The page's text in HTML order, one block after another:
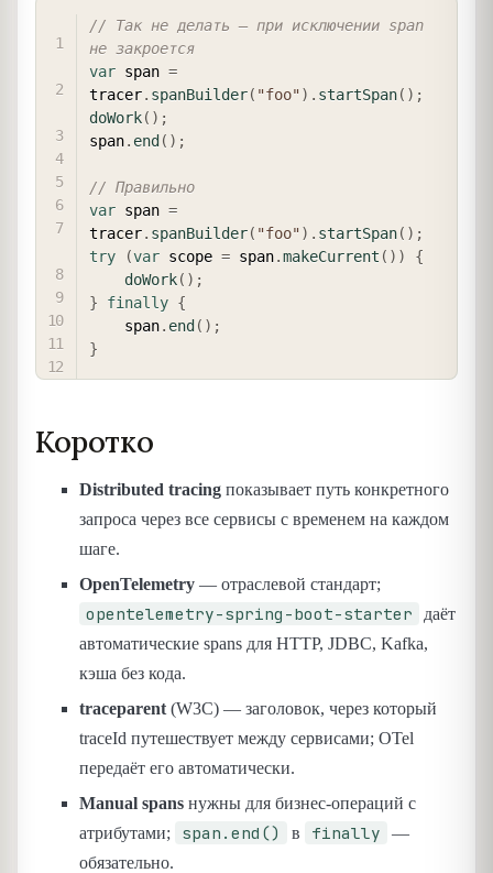
// Так не делать — при исключении span
не закроется
var span =
tracer. spanBuilder( "foo") . startSpan( ) ;
doWork( ) ;
span. end( ) ;
// Правильно
var span =
tracer. spanBuilder( "foo") . startSpan( ) ;
try
(var scope = span.makeCurrent ( ) )
{
doWork( ) ;
}
finally {
    span
. end( ) ;
}
Коротко
Distributed tracing показывает путь конкретного
запроса через все сервисы с временем на каждом
шаге.
OpenTelemetry — отраслевой стандарт;
opentelemetry-spring-boot-starter
даёт
автоматические spans для HTTP, JDBC, Kafka,
кэша без кода.
traceparent (W3C) — заголовок, через который
traceId путешествует между сервисами; OTel
передаёт его автоматически.
Manual spans нужны для бизнес-операций с
атрибутами;
span.end() в finally
—
обязательно.